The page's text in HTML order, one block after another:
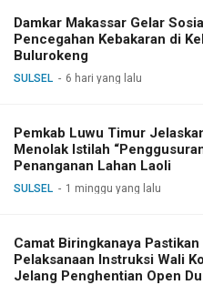
Damkar Makassar Gelar
Pencegahan Kebakaran di
Bulurokeng
SULSEL 6 hari yang lalu
Pemkab Luwu Timur
Menolak Istilah
Penanganan Lahan Laoli
SULSEL 1 minggu yang lalu
Camat Biringkanaya Pastikan
Pelaksanaan Instruksi Wali
Jelang Penghentian Open